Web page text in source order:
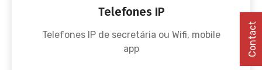
Telefones IP
Telefones IP de secretária ou Wifi, mobile
app
Contact